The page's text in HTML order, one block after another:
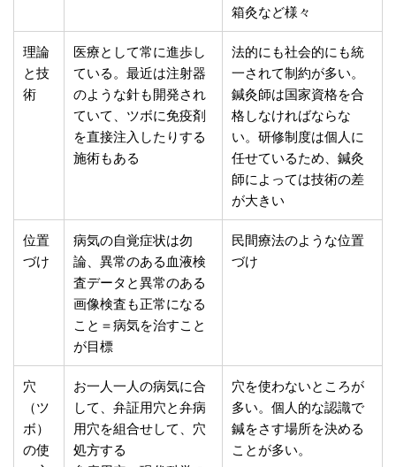
箱灸など様々
理論
と技
術
医療として常に進歩し
ている。最近は注射器
のような針も開発され
ていて、ツボに免疫剤
を直接注入したりする
施術もある
法的にも社会的にも統
一されて制約が多い。
鍼灸師は国家資格を合
格しなければならな
い。研修制度は個人に
任せているため、鍼灸
師によっては技術の差
が大きい
位置
づけ
病気の自覚症状は勿
論、異常のある血液検
査データと異常のある
画像検査も正常になる
こと＝病気を治すこと
が目標
民間療法のような位置
づけ
穴
（ツ
ボ）
の使
お一人一人の病気に合
して、弁証用穴と弁病
用穴を組合せして、穴
処方する
穴を使わないところが
多い。個人的な認識で
鍼をさす場所を決める
ことが多い。